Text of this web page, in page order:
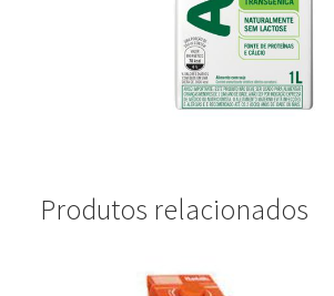
Produtos relacionados